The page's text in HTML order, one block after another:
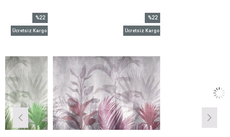
İndirim
Kargo
İndirim
Ücretsiz Kargo